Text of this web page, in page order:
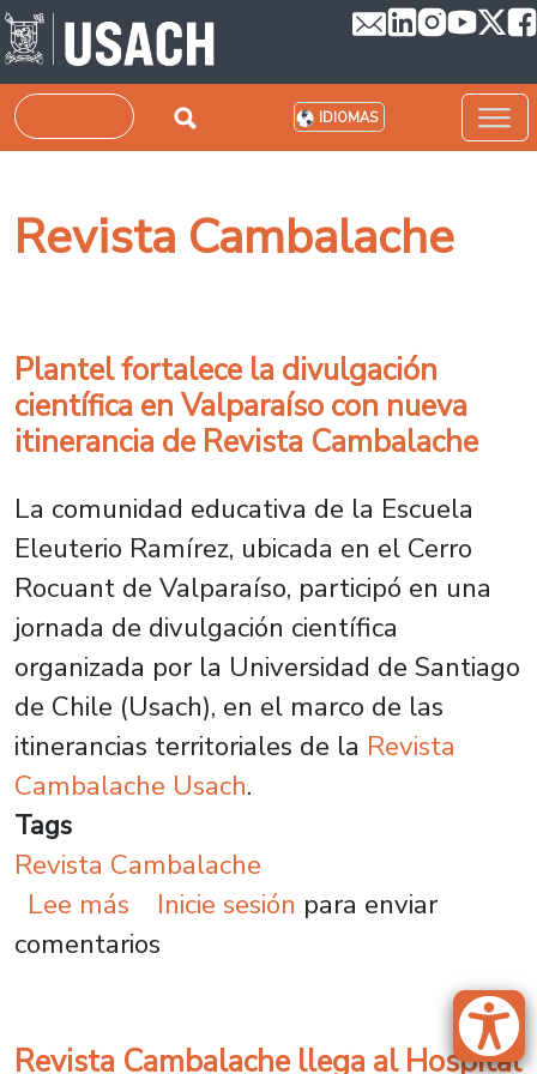
Pasar al contenido principal
Buscar IDIOMAS
Revista Cambalache
Plantel fortalece la divulgación
científica en Valparaíso con nueva
itinerancia de Revista Cambalache
La comunidad educativa de la Escuela
Eleuterio Ramírez, ubicada en el Cerro
Rocuant de Valparaíso, participó en una
jornada de divulgación científica
organizada por la Universidad de Santiago
de Chile (Usach), en el marco de las
itinerancias territoriales de la Revista
Cambalache Usach.
Tags
Revista Cambalache
Lee más sobre Plantel fortalece la
Inicie sesión para enviar
comentarios
Revista Cambalache llega al Hospital